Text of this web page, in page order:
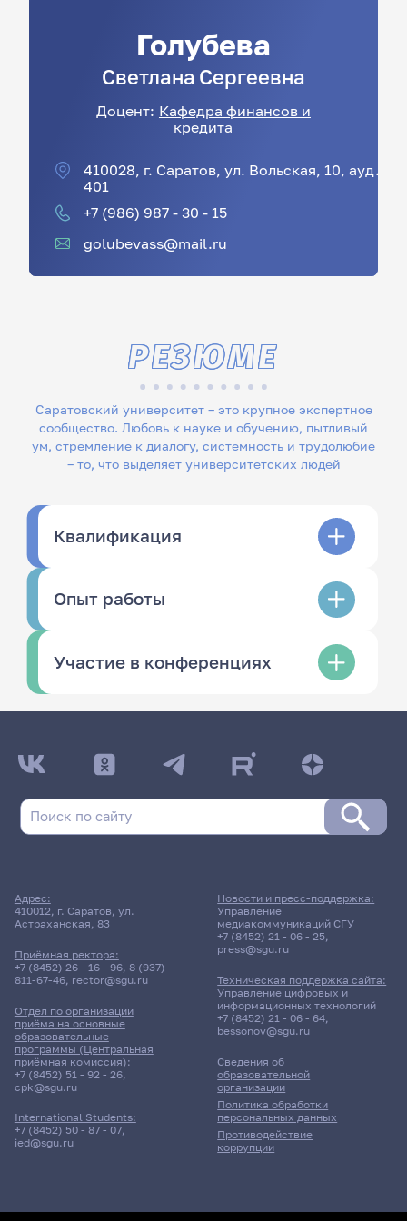
Голубева
Светлана Сергеевна
Доцент: Кафедра финансов и
кредита
410028, г. Саратов, ул. Вольская, 10, ауд.
401
+7 (986) 987 - 30 - 15
golubevass@mail.ru
Саратовский университет – это крупное экспертное
сообщество. Любовь к науке и обучению, пытливый
ум, стремление к диалогу, системность и трудолюбие
– то, что выделяет университетских людей
РЕЗЮМЕ
Квалификация
Опыт работы
Участие в конференциях
Адрес:
410012, г. Саратов, ул.
Астраханская, 83
Приёмная ректора:
+7 (8452) 26 - 16 - 96, 8 (937)
811-67-46, rector@sgu.ru
Отдел по организации
приёма на основные
образовательные
программы (Центральная
приёмная комиссия):
+7 (8452) 51 - 92 - 26,
cpk@sgu.ru
International Students:
+7 (8452) 50 - 87 - 07,
ied@sgu.ru
Сведения об
образовательной
организации
Политика обработки
персональных данных
Противодействие
коррупции
Новости и пресс-поддержка:
Управление
медиакоммуникаций СГУ
+7 (8452) 21 - 06 - 25,
press@sgu.ru
Техническая поддержка сайта:
Управление цифровых и
информационных технологий
+7 (8452) 21 - 06 - 64,
bessonov@sgu.ru